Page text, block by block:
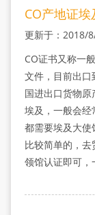
CO产地证
更新于：
CO证书又称一
文件，目前出
国进出口货物
埃及，一般会经
都需要埃及大使
比较简单的，
领馆认证即可，